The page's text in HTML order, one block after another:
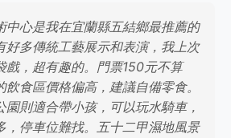
中心是我在宜蘭縣五結鄉最推薦的
好多傳統工藝展示和表演，我上次
戲，超有趣的。門票150元不算
飲食區價格偏高，建議自備零食。
園則適合帶小孩，可以玩水騎車，
，停車位難找。五十二甲濕地風景